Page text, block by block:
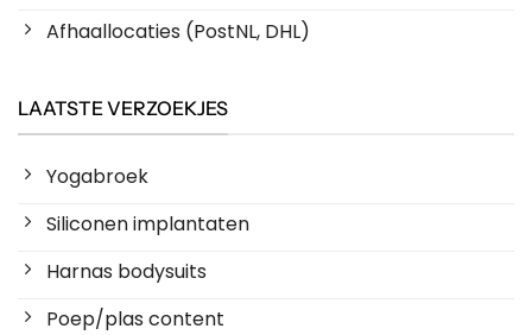
Afhaallocaties (PostNL, DHL)
LAATSTE VERZOEKJES
Yogabroek
Siliconen implantaten
Harnas bodysuits
Poep/plas content